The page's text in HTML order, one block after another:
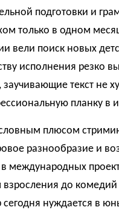
подготовки и
только в одном
вели поиск новых
исполнения резко
заучивающие текст не
планку в
плюсом
разнообразие и
международных
взросления до
нуждается в